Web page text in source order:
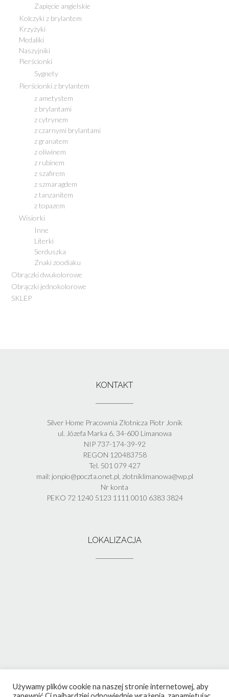
Zapięcie angielskie
Kolczyki z brylantem
Krzyżyki
Medaliki
Naszyjniki
Pierścionki
Sygnety
Pierścionki z brylantem
z ametystem
z brylantami
z cytrynem
z czarnymi brylantami
z granatem
z oliwinem
z rubinem
z szafirem
z szmaragdem
z tanzanitem
z topazem
Wisiorki
Inne
Literki
Serduszka
Znaki zoodiaku
Obrączki dwukolorowe
Obrączki jednokolorowe
SKLEP
KONTAKT
Silver Home Pracownia Złotnicza Piotr Jonik
ul. Józefa Marka 6, 34-600 Limanowa
NIP 737-174-39-92
REGON 120483758
Tel. 501 079 427
mail: jonpio@poczta.onet.pl, zlotniklimanowa@wp.pl
Nr konta
PEKO 72 1240 5123 1111 0010 6383 3824
LOKALIZACJA
Używamy plików cookie na naszej stronie internetowej, aby